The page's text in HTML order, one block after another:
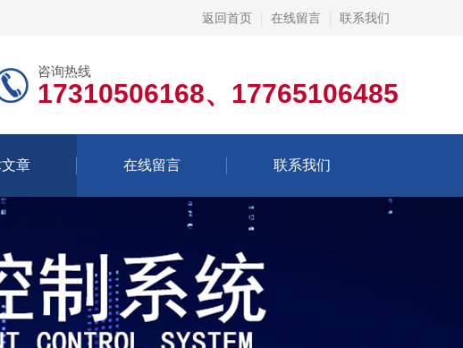
返回首页 在线留言 联系我们
咨询热线
17310506168、17765106485
章 在线留言 联系我们